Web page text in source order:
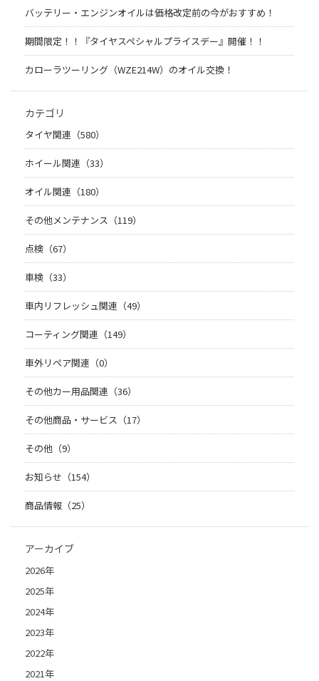
バッテリー・エンジンオイルは価格改定前の今がおすすめ！
期間限定！！『タイヤスペシャルプライスデー』開催！！
カローラツーリング（WZE214W）のオイル交換！
カテゴリ
タイヤ関連（580）
ホイール関連（33）
オイル関連（180）
その他メンテナンス（119）
点検（67）
車検（33）
車内リフレッシュ関連（49）
コーティング関連（149）
車外リペア関連（0）
その他カー用品関連（36）
その他商品・サービス（17）
その他（9）
お知らせ（154）
商品情報（25）
アーカイブ
2026年
2025年
2024年
2023年
2022年
2021年